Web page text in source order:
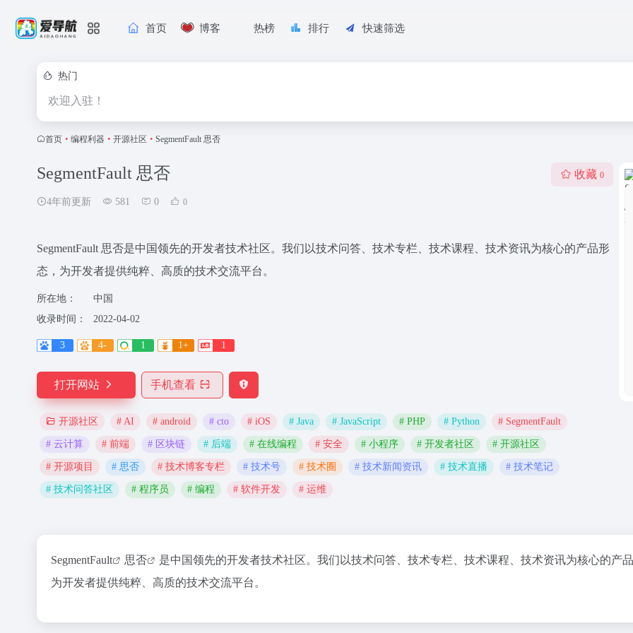
首页 博客 热榜 排行 快速筛选
热门
欢迎入驻！
首页 • 编程利器 • 开源社区 • SegmentFault 思否
SegmentFault 思否
4年前更新 581 0 0
收藏 0
SegmentFault 思否是中国领先的开发者技术社区。我们以技术问答、技术专栏、技术课程、技术资讯为核心的产品形
态，为开发者提供纯粹、高质的技术交流平台。
所在地：
中国
收录时间：
2022-04-02
3 4- 1 1+ 1
打开网站 手机查看
开源社区 # AI # android # cto # iOS # Java # JavaScript # PHP # Python # SegmentFault
# 云计算 # 前端 # 区块链 # 后端 # 在线编程 # 安全 # 小程序 # 开发者社区 # 开源社区
# 开源项目 # 思否 # 技术博客专栏 # 技术号 # 技术圈 # 技术新闻资讯 # 技术直播 # 技术笔记
# 技术问答社区 # 程序员 # 编程 # 软件开发 # 运维
SegmentFault 思否
是中国领先的开发者技术社区。我们以技术问答、技术专栏、技术课程、技术资讯为核心的产
为开发者提供纯粹、高质的技术交流平台。